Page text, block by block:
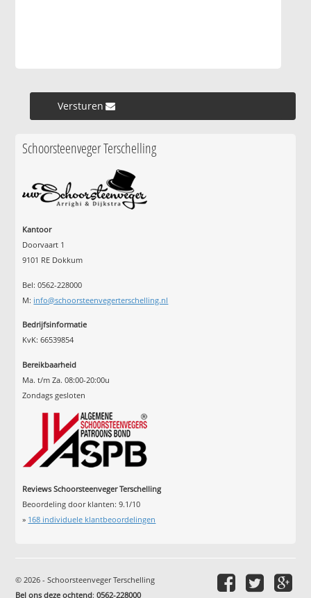
Versturen »
Schoorsteenveger Terschelling
Kantoor
Doorvaart 1
9101 RE Dokkum
Bel: 0562-228000
M: info@schoorsteenvegerterschelling.nl
Bedrijfsinformatie
KvK: 66539854
Bereikbaarheid
Ma. t/m Za. 08:00-20:00u
Zondags gesloten
Reviews Schoorsteenveger Terschelling
Beoordeling door klanten:9.1/10
» 168 individuele klantbeoordelingen
© 2026 - Schoorsteenveger Terschelling
Bel ons deze ochtend:0562-228000